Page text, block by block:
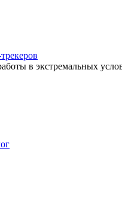
в экстремальных